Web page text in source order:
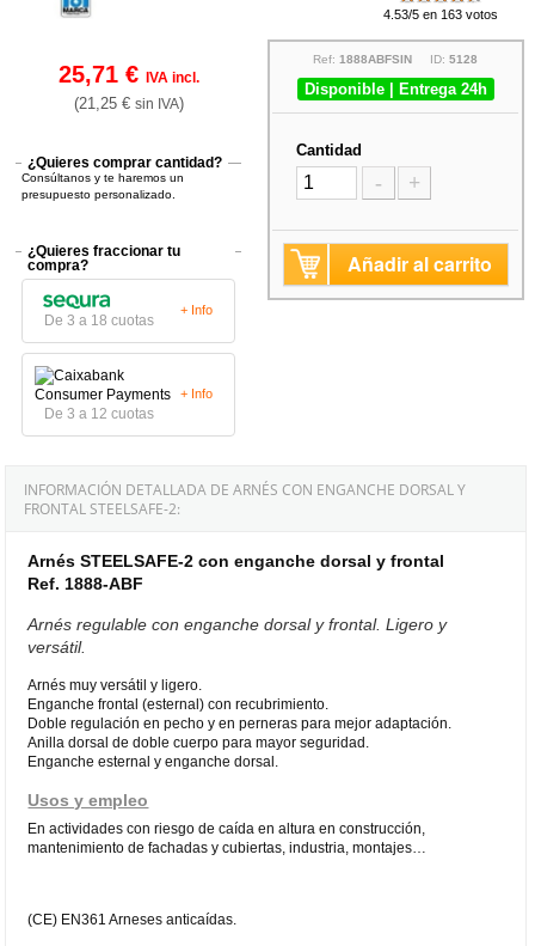
4.53/5 en 163 votos
25,71 € IVA incl.
(21,25 € sin IVA)
¿Quieres comprar cantidad?
Consúltanos y te haremos un
presupuesto personalizado.
¿Quieres fraccionar tu
compra?
De 3 a 18 cuotas
+ Info
De 3 a 12 cuotas
+ Info
Ref:1888ABFSIN ID:5128
Disponible | Entrega 24h
Cantidad
- +
Añadir al carrito
INFORMACIÓN DETALLADA DE ARNÉS CON ENGANCHE DORSAL Y
FRONTAL STEELSAFE-2:
Arnés STEELSAFE-2 con enganche dorsal y frontal
Ref. 1888-ABF
Arnés regulable con enganche dorsal y frontal. Ligero y
versátil.
Arnés muy versátil y ligero.
Enganche frontal (esternal) con recubrimiento.
Doble regulación en pecho y en perneras para mejor adaptación.
Anilla dorsal de doble cuerpo para mayor seguridad.
Enganche esternal y enganche dorsal.
Usos y empleo
En actividades con riesgo de caída en altura en construcción,
mantenimiento de fachadas y cubiertas, industria, montajes…
(CE) EN361 Arneses anticaídas.